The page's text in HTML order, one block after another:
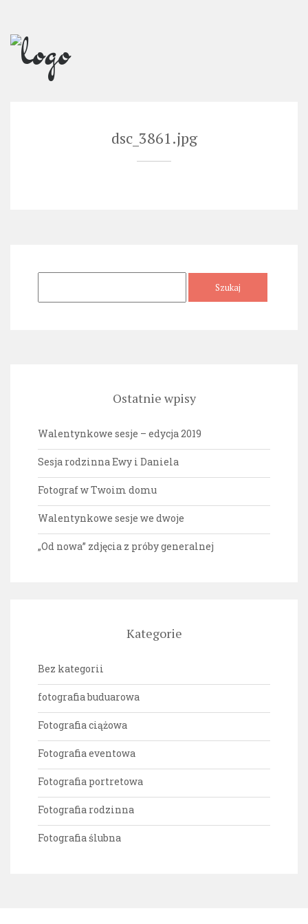
Skip
content
dsc_3861.jpg
Ostatnie wpisy
Walentynkowe sesje – edycja 2019
Sesja rodzinna Ewy i Daniela
Fotograf w Twoim domu
Walentynkowe sesje we dwoje
„Od nowa” zdjęcia z próby generalnej
Kategorie
Bez kategorii
fotografia buduarowa
Fotografia ciążowa
Fotografia eventowa
Fotografia portretowa
Fotografia rodzinna
Fotografia ślubna